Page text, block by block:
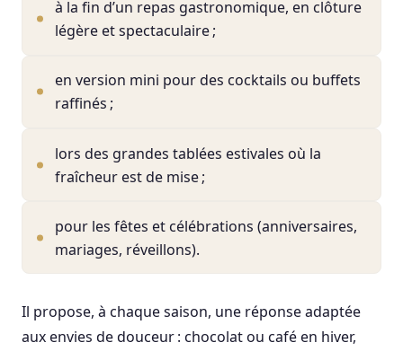
à la fin d’un repas gastronomique, en clôture
légère et spectaculaire ;
en version mini pour des cocktails ou buffets
raffinés ;
lors des grandes tablées estivales où la
fraîcheur est de mise ;
pour les fêtes et célébrations (anniversaires,
mariages, réveillons).
Il propose, à chaque saison, une réponse adaptée
aux envies de douceur : chocolat ou café en hiver,